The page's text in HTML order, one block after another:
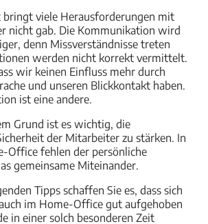
bringt viele Herausforderungen mit
nicht gab. Die Kommunikation wird
denn Missverständnisse treten
werden nicht korrekt vermittelt.
wir keinen Einfluss mehr durch
und unseren Blickkontakt haben.
ist eine andere.
Grund ist es wichtig, die
der Mitarbeiter zu stärken. In
Office fehlen der persönliche
gemeinsame Miteinander.
Tipps schaffen Sie es, dass sich
im Home-Office gut aufgehoben
in einer solch besonderen Zeit